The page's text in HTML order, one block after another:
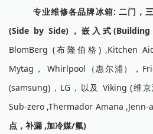
专业维修各品牌冰箱: 二门，三
(Side by Side)，嵌入式
BlomBerg (布隆伯格) ,Kitchen
Mytag， Whirlpool（惠尔浦），
(samsung)，LG，以及 Viking (维
Sub-zero ,Thermador Amana
点，补漏 ,加冷媒/氟)